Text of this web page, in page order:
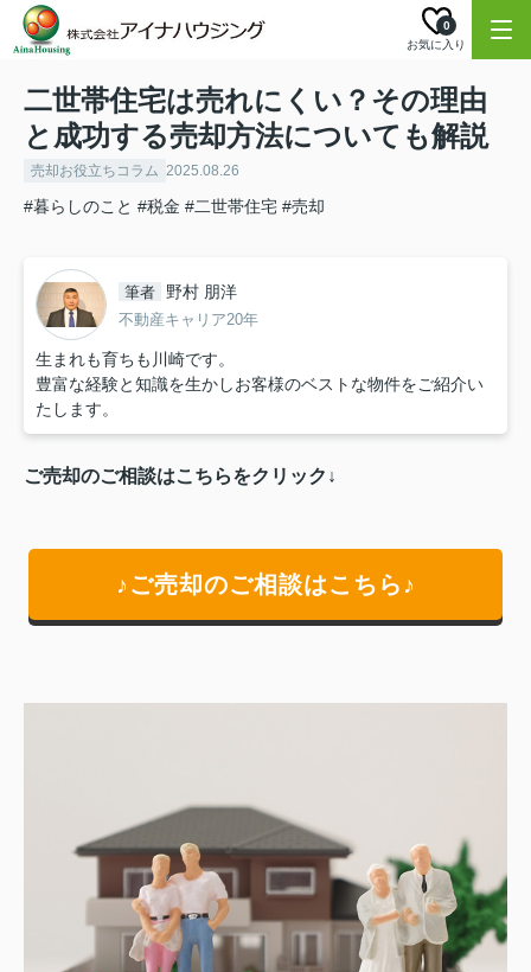
お気に入り
0
二世帯住宅は売れにくい？その理由
と成功する売却方法についても解説
売却お役立ちコラム 2025.08.26
#暮らしのこと #税金 #二世帯住宅 #売却
筆者 野村 朋洋
不動産キャリア20年
生まれも育ちも川崎です。
豊富な経験と知識を生かしお客様のベストな物件をご紹介い
たします。
ご売却のご相談はこちらをクリック↓
♪ご売却のご相談はこちら♪